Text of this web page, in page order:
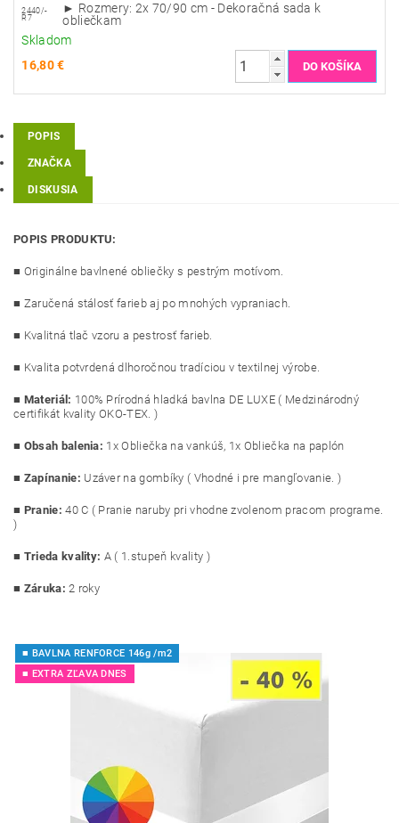
2440/-
R7
► Rozmery: 2x 70/90 cm - Dekoračná sada k
obliečkam
Skladom
16,80 €
POPIS
ZNAČKA
DISKUSIA
POPIS PRODUKTU:
■ Originálne bavlnené obliečky s pestrým motívom.
■ Zaručená stálosť farieb aj po mnohých vypraniach.
■ Kvalitná tlač vzoru a pestrosť farieb.
■ Kvalita potvrdená dlhoročnou tradíciou v textilnej výrobe.
■ Materiál: 100% Prírodná hladká bavlna DE LUXE ( Medzinárodný
certifikát kvality OKO-TEX. )
■ Obsah balenia: 1x Obliečka na vankúš, 1x Obliečka na paplón
■ Zapínanie: Uzáver na gombíky ( Vhodné i pre mangľovanie. )
■ Pranie: 40 C ( Pranie naruby pri vhodne zvolenom pracom programe.
)
■ Trieda kvality: A ( 1.stupeň kvality )
■ Záruka: 2 roky
■ BAVLNA RENFORCE 146g /m2
■ EXTRA ZĽAVA DNES